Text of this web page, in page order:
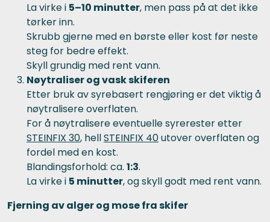
La virke i 5–10 minutter, men pass på at det ikke
tørker inn.
Skrubb gjerne med en børste eller kost før neste
steg for bedre effekt.
Skyll grundig med rent vann.
Nøytraliser og vask skiferen
Etter bruk av syrebasert rengjøring er det viktig å
nøytralisere overflaten.
For å nøytralisere eventuelle syrerester etter
STEINFIX 30, hellSTEINFIX 40utover overflaten og
fordel med en kost.
Blandingsforhold: ca. 1:3.
La virke i 5 minutter, og skyll godt med rent vann.
Fjerning av alger og mose fra skifer